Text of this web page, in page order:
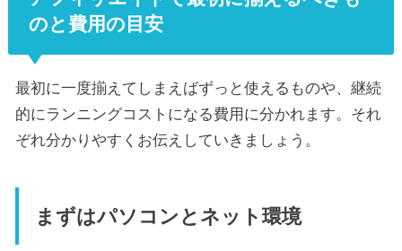
のと費用の目安
最初に一度揃えてしまえばずっと使えるものや、継続
的にランニングコストになる費用に分かれます。それ
ぞれ分かりやすくお伝えしていきましょう。
まずはパソコンとネット環境